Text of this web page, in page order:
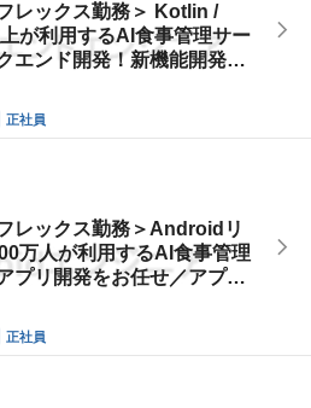
レックス勤務＞ Kotlin /
が利用するAI食事管理サー
エンド開発！新機能開発か
担当
正社員
レックス勤務＞Androidリ
万人が利用するAI食事管理
プリ開発をお任せ／アプリ
発をリード
正社員